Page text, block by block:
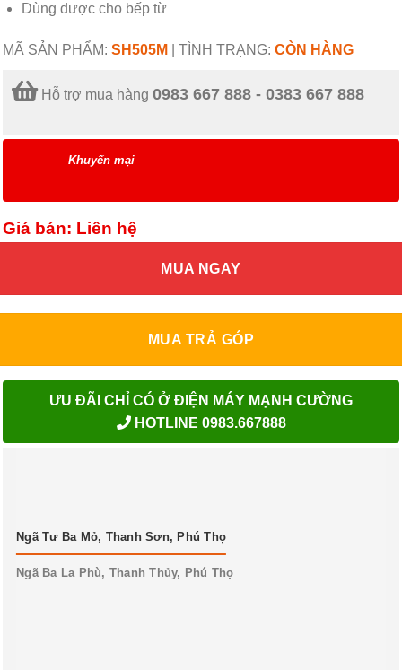
Dùng được cho bếp từ
MÃ SẢN PHẨM: SH505M TÌNH TRẠNG: CÒN HÀNG
Hỗ trợ mua hàng 0983 667 888 - 0383 667 888
Khuyến mại
Giá bán: Liên hệ
MUA NGAY
MUA TRẢ GÓP
ƯU ĐÃI CHỈ CÓ Ở ĐIỆN MÁY MẠNH CƯỜNG
HOTLINE 0983.667888
Ngã Tư Ba Mỏ, Thanh Sơn, Phú Thọ
Ngã Ba La Phù, Thanh Thủy, Phú Thọ